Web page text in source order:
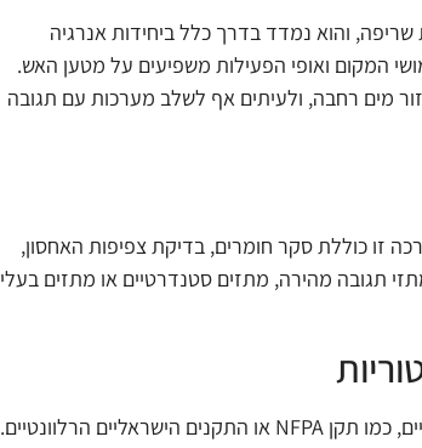
והוא נמדד בדרך כלל ביחידות אנרגיה
המקום ואופי הפעילות משפיעים על מטען האש.
מים רחבה, ולעיתים אף לשלב מערכות עם תגובה
זו כוללת סקר חומרים, בדיקת צפיפות האחסון,
תגובה מהירה, מתזים סטנדרטיים או מתזים בעלי
כמו תקן NFPA או התקנים הישראליים הרלוונטיים.